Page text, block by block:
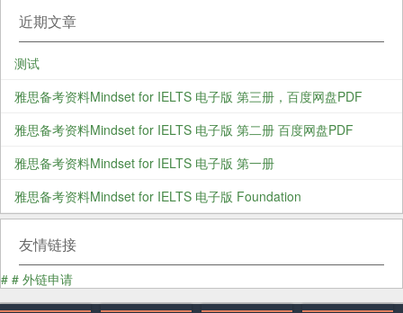
近期文章
测试
雅思备考资料Mindset for IELTS 电子版 第三册，百度网盘PDF
雅思备考资料Mindset for IELTS 电子版 第二册 百度网盘PDF
雅思备考资料Mindset for IELTS 电子版 第一册
雅思备考资料Mindset for IELTS 电子版 Foundation
友情链接
# # 外链申请